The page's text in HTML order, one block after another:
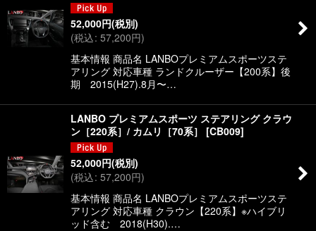
52,000円(税別)
(税込: 57,200円)
基本情報 商品名 LANBOプレミアムスポーツステ
アリング 対応車種 ランドクルーザー【200系】後
期 2015(H27).8月〜…
LANBO プレミアムスポーツ ステアリング クラウ
ン［220系］/ カムリ［70系］
[CB009]
52,000円(税別)
(税込: 57,200円)
基本情報 商品名 LANBOプレミアムスポーツステ
アリング 対応車種 クラウン【220系】※ハイブリ
ッド含む 2018(H30).…